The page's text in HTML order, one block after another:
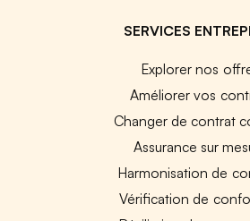
SERVICES
Explorer nos
Améliorer vos
Changer de contrat
Assurance sur
Harmonisation de
Vérification de